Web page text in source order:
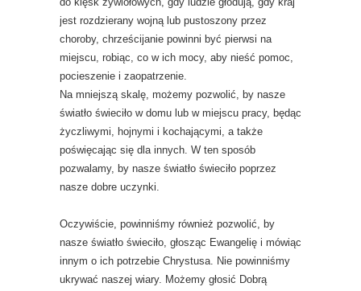
jest rozdzierany wojną lub pustoszony przez
choroby, chrześcijanie powinni być pierwsi na
miejscu, robiąc, co w ich mocy, aby nieść pomoc,
pocieszenie i zaopatrzenie.
Na mniejszą skalę, możemy pozwolić, by nasze
światło świeciło w domu lub w miejscu pracy, będąc
życzliwymi, hojnymi i kochającymi, a także
poświęcając się dla innych. W ten sposób
pozwalamy, by nasze światło świeciło poprzez
nasze dobre uczynki.
Oczywiście, powinniśmy również pozwolić, by
nasze światło świeciło, głosząc Ewangelię i mówiąc
innym o ich potrzebie Chrystusa. Nie powinniśmy
ukrywać naszej wiary. Możemy głosić Dobrą